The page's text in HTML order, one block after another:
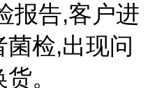
报告,客户进
菌检,出现问
。